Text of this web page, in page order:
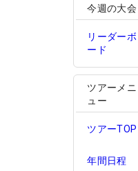
今週の大会
リーダーボ
ード
ツアーメニ
ュー
ツアーTOP
年間日程